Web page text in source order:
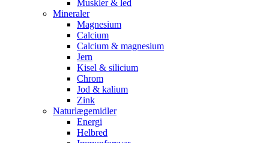
Muskler & led
Mineraler
Magnesium
Calcium
Calcium & magnesium
Jern
Kisel & silicium
Chrom
Jod & kalium
Zink
Naturlægemidler
Energi
Helbred